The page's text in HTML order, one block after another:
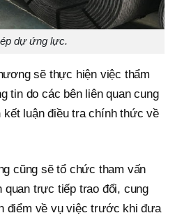
dự ứng lực.
sẽ thực hiện việc thẩm
tin do các bên liên quan cung
luận điều tra chính thức về
cũng sẽ tổ chức tham vấn
quan trực tiếp trao đổi, cung
điểm về vụ việc trước khi đưa